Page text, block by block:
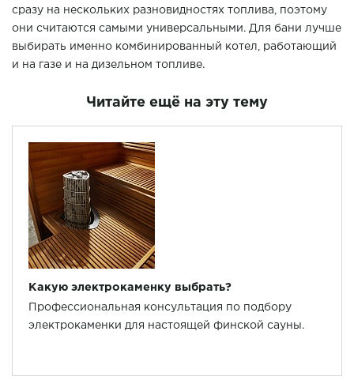
сразу на нескольких разновидностях топлива, поэтому
они считаются самыми универсальными. Для бани лучше
выбирать именно комбинированный котел, работающий
и на газе и на дизельном топливе.
Читайте ещё на эту тему
Какую электрокаменку выбрать?
Профессиональная консультация по подбору
электрокаменки для настоящей финской сауны.